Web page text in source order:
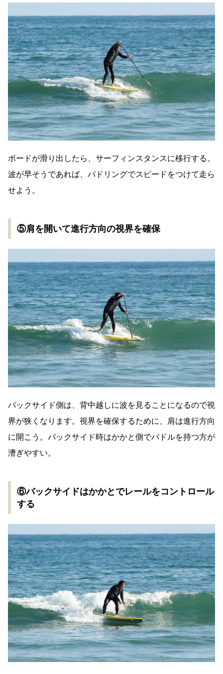
ボードが滑り出したら、サーフィンスタンスに移行する。
波が早そうであれば、パドリングでスピードをつけて走ら
せよう。
⑤肩を開いて進行方向の視界を確保
バックサイド側は、背中越しに波を見ることになるので視
界が狭くなります。視界を確保するために、肩は進行方向
に開こう。バックサイド時はかかと側でパドルを持つ方が
漕ぎやすい。
⑥バックサイドはかかとでレールをコントロール
する